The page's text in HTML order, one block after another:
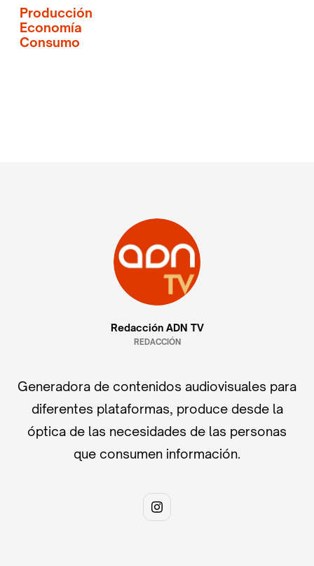
Producción
Economía
Consumo
Redacción ADN TV
REDACCIÓN
Generadora de contenidos audiovisuales para
diferentes plataformas, produce desde la
óptica de las necesidades de las personas
que consumen información.